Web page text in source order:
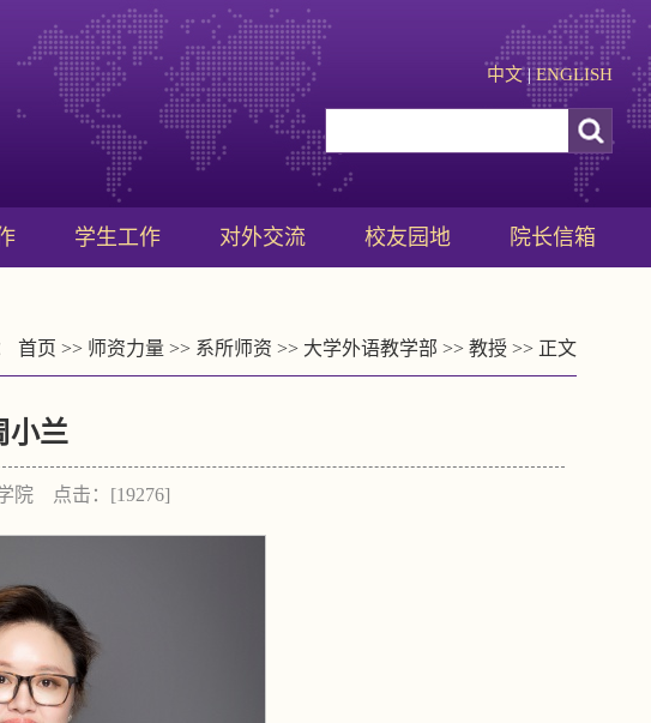
中文|ENGLISH
学生工作 对外交流 校友园地 院长信箱
首页 >> 师资力量 >> 系所师资 >> 大学外语教学部 >> 教授 >> 正文
小兰
院 点击：[19276]